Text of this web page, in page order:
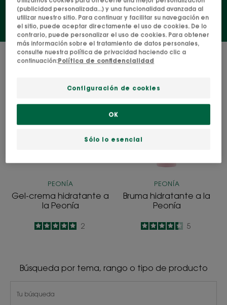
2 resultados "Cuerpo"
crema
hidratante
Peonía
PEONÍA
Gel-crema hidratante a
la Peonía
5
/
5
2
a
PEONÍA
Bruma hidratante a la
Peonía
4.4
/
5
5
Búsqueda por tema, rango o tipo de producto
(publicidad personalizada...) y una funcionalidad avanzada al
utilizar nuestro sitio. Para continuar y facilitar su navegación en
el sitio, puede aceptar directamente el uso de cookies. De lo
contrario, puede personalizar el uso de cookies. Para obtener
más información sobre el tratamiento de datos personales,
consulte nuestra política de privacidad haciendo clic a
continuación:Política de confidencialidad
Configuración de cookies
Sólo lo esencial
OK